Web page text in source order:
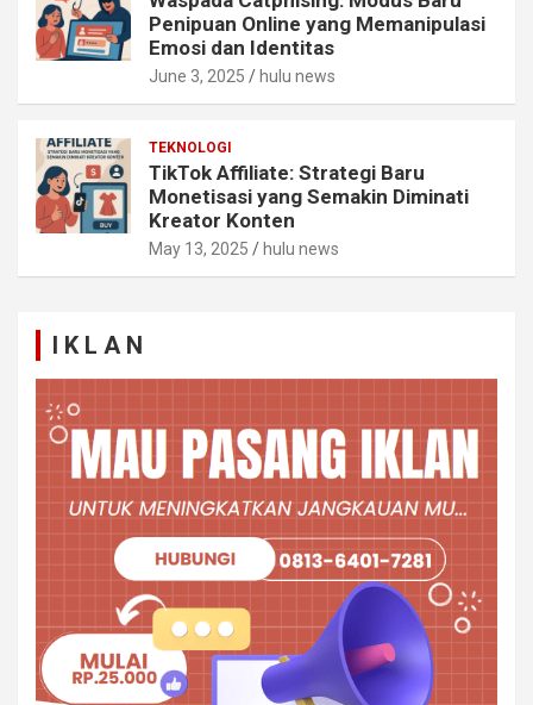
Penipuan Online yang Memanipulasi
Emosi dan Identitas
June 3, 2025 hulu news
TEKNOLOGI
TikTok Affiliate: Strategi Baru
Monetisasi yang Semakin Diminati
Kreator Konten
May 13, 2025 hulu news
I K L A N